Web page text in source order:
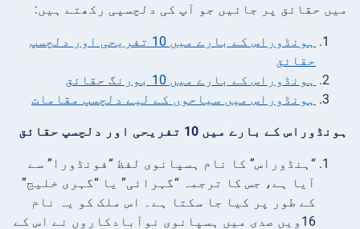
میں حقائق پر جائیں جو آپ کی دلچسپی رکھتے ہیں:
ہونڈوراس کے بارے میں 10 تفریحی اور دلچسپ
حقائق
ہونڈوراس کے بارے میں 10 بورنگ حقائق
ہونڈوراس میں سیاحوں کے لیے دلچسپ مقامات
ہونڈوراس کے بارے میں 10 تفریحی اور دلچسپ حقائق
“ہنڈوراس” کا نام ہسپانوی لفظ “فونڈورا” سے
آیا ہے، جس کا ترجمہ “گہرائی” یا “گہری خلیج”
کے طور پر کیا جا سکتا ہے۔ اس ملک کو یہ نام
16ویں صدی میں ہسپانوی نوآبادکاروں نے اس کے